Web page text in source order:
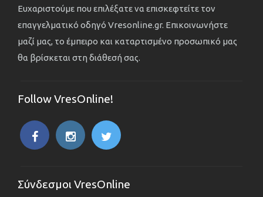
Ευχαριστούμε που επιλέξατε να επισκεφτείτε τον
επαγγελματικό οδηγό Vresonline.gr. Επικοινωνήστε
μαζί μας, το έμπειρο και καταρτισμένο προσωπικό μας
θα βρίσκεται στη διάθεσή σας.
Follow VresOnline!
Σύνδεσμοι VresOnline